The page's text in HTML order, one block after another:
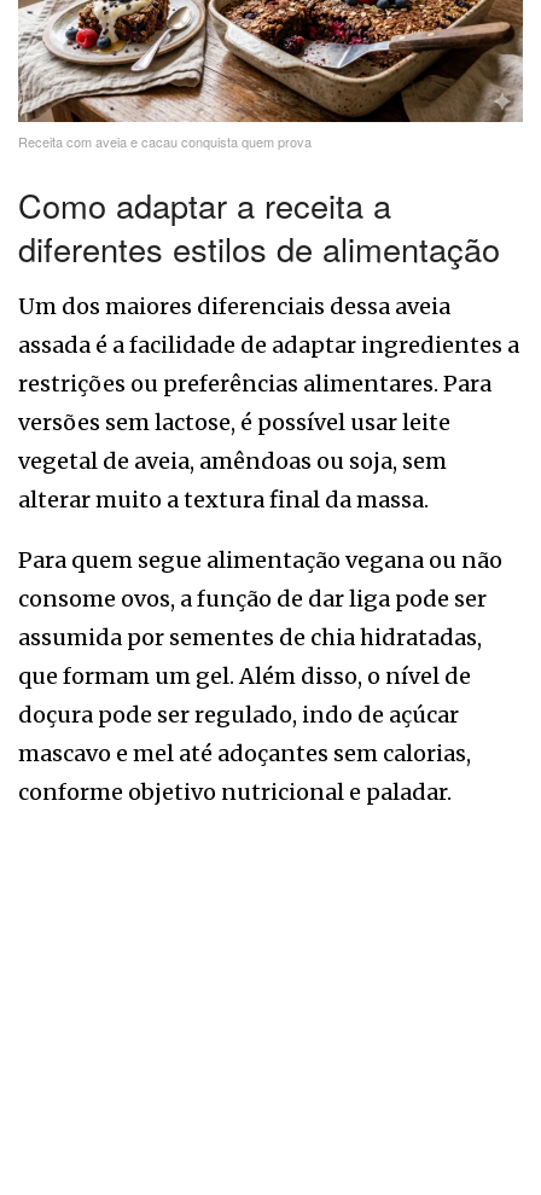
Receita com aveia e cacau conquista quem prova
Como adaptar a receita a
diferentes estilos de alimentação
Um dos maiores diferenciais dessa aveia
assada é a facilidade de adaptar ingredientes a
restrições ou preferências alimentares. Para
versões sem lactose, é possível usar leite
vegetal de aveia, amêndoas ou soja, sem
alterar muito a textura final da massa.
Para quem segue alimentação vegana ou não
consome ovos, a função de dar liga pode ser
assumida por sementes de chia hidratadas,
que formam um gel. Além disso, o nível de
doçura pode ser regulado, indo de açúcar
mascavo e mel até adoçantes sem calorias,
conforme objetivo nutricional e paladar.